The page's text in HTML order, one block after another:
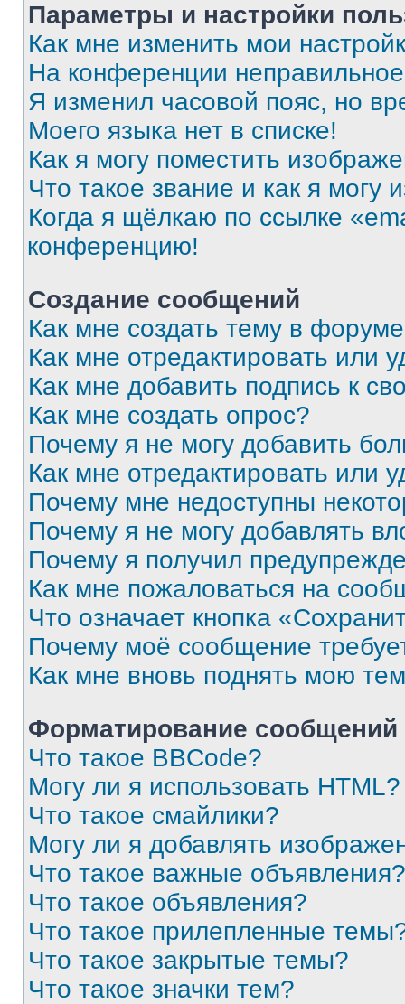
Параметры и настройки
Как мне изменить мои
На конференции
Я изменил часовой пояс, но
Моего языка нет в списке!
Как я могу поместить
Что такое звание и как я могу
Когда я щёлкаю по ссылке
конференцию!
Создание сообщений
Как мне создать тему в
Как мне отредактировать или
Как мне добавить подпись к
Как мне создать опрос?
Почему я не могу добавить
Как мне отредактировать или
Почему мне недоступны
Почему я не могу добавлять
Почему я получил
Как мне пожаловаться на
Что означает кнопка
Почему моё сообщение
Как мне вновь поднять мою
Форматирование
Что такое BBCode?
Могу ли я использовать HTML?
Что такое смайлики?
Могу ли я добавлять
Что такое важные объявления?
Что такое объявления?
Что такое прилепленные
Что такое закрытые темы?
Что такое значки тем?